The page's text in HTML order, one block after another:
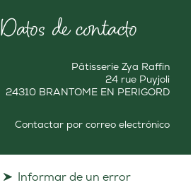
Datos de contacto
Pâtisserie Zya Raffin
24 rue Puyjoli
24310 BRANTOME EN PERIGORD
Contactar por correo electrónico
Informar de un error